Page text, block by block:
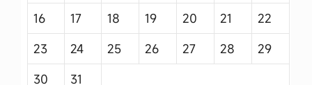
16
17 18 19 20 21
22
23
24 25 26 27 28
29
30
31